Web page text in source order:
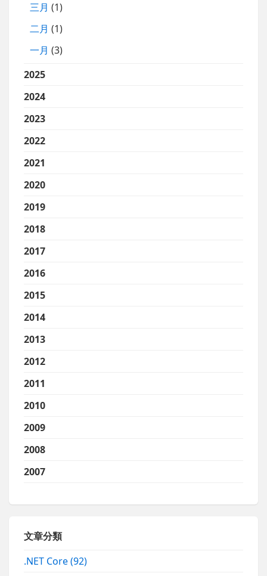
三月 (1)
二月 (1)
一月 (3)
2025
2024
2023
2022
2021
2020
2019
2018
2017
2016
2015
2014
2013
2012
2011
2010
2009
2008
2007
文章分類
.NET Core(92)